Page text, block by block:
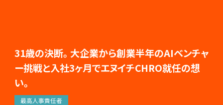
31歳の決断。大企業から創業半年のAIベンチャ
ー挑戦と入社3ヶ月でエヌイチCHRO就任の想
い。
最高人事責任者